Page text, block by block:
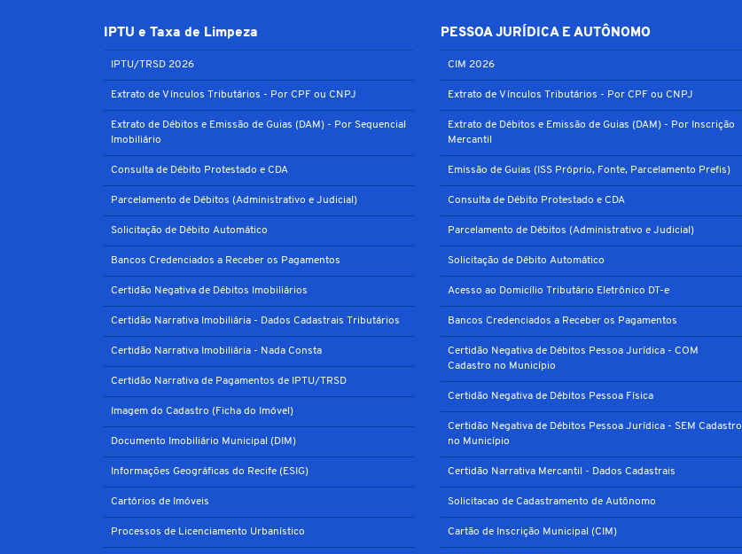
IPTU e Taxa de Limpeza
IPTU/TRSD 2026
Extrato de Vínculos Tributários - Por CPF ou CNPJ
Extrato de Débitos e Emissão de Guias (DAM) - Por Sequencial
Imobiliário
Consulta de Débito Protestado e CDA
Parcelamento de Débitos (Administrativo e Judicial)
Solicitação de Débito Automático
Bancos Credenciados a Receber os Pagamentos
Certidão Negativa de Débitos Imobiliários
Certidão Narrativa Imobiliária - Dados Cadastrais Tributários
Certidão Narrativa Imobiliária - Nada Consta
Certidão Narrativa de Pagamentos de IPTU/TRSD
Imagem do Cadastro (Ficha do Imóvel)
Documento Imobiliário Municipal (DIM)
Informações Geográficas do Recife (ESIG)
Cartórios de Imóveis
Processos de Licenciamento Urbanístico
PESSOA JURÍDICA E AUTÔNOMO
CIM 2026
Extrato de Vínculos Tributários - Por CPF ou CNPJ
Extrato de Débitos e Emissão de Guias (DAM) - Por Inscrição
Mercantil
Emissão de Guias (ISS Próprio, Fonte, Parcelamento Prefis)
Consulta de Débito Protestado e CDA
Parcelamento de Débitos (Administrativo e Judicial)
Solicitação de Débito Automático
Acesso ao Domicílio Tributário Eletrônico DT-e
Bancos Credenciados a Receber os Pagamentos
Certidão Negativa de Débitos Pessoa Jurídica - COM
Cadastro no Município
Certidão Negativa de Débitos Pessoa Física
Certidão Negativa de Débitos Pessoa Jurídica - SEM Cadastro
no Município
Certidão Narrativa Mercantil - Dados Cadastrais
Solicitacao de Cadastramento de Autônomo
Cartão de Inscrição Municipal (CIM)